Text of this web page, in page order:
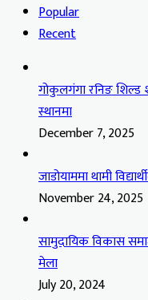
Popular
Recent
गोकुलगंगा रनिङ शिल्ड
स्थानमा
December 7, 2025
जाडोयाममा थामी
November 24, 2025
सामुदायिक विकास
मेला
July 20, 2024